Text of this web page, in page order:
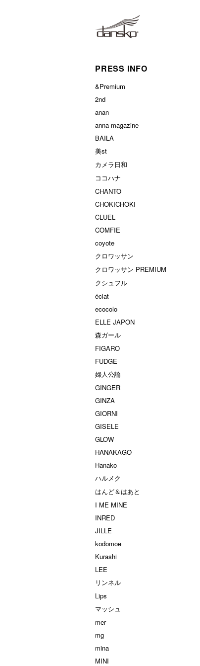
PRESS INFO
&Premium
2nd
anan
anna magazine
BAILA
美st
カメラ日和
ココハナ
CHANTO
CHOKICHOKI
CLUEL
COMFIE
coyote
クロワッサン
クロワッサン PREMIUM
クシュフル
éclat
ecocolo
ELLE JAPON
森ガール
FIGARO
FUDGE
婦人公論
GINGER
GINZA
GIORNI
GISELE
GLOW
HANAKAGO
Hanako
ハルメク
はんど＆はあと
I ME MINE
INRED
JILLE
kodomoe
Kurashi
LEE
リンネル
Lips
マッシュ
mer
mg
mina
MINI